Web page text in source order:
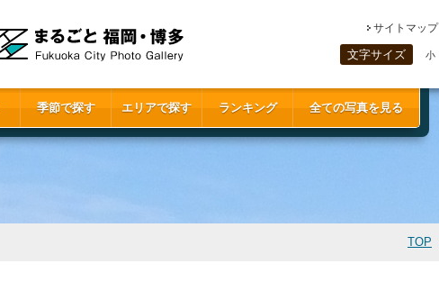
サイトマップ
文字サイズ 小
季節で探す エリアで探す ランキング 全ての写真を見る
TOP